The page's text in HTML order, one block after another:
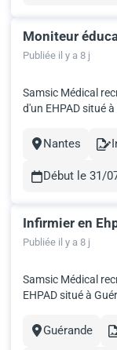
Moniteur
Publiée il y a 8 j
Samsic Médical
d'un EHPAD situé à Nantes. Horaires :
Fondé par des
Ville
Nantes
Début le 31/
Infirmier en
Publiée il y a 8 j
Samsic Médical
EHPAD situé à Guérande. Horaires : Jour ou
par des
Ville
Guérande